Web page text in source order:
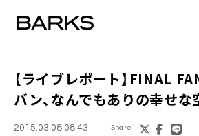
【ライブレポート】 FINAL
バン、なんでもありの幸せな
2015.03.08 08:43 Share